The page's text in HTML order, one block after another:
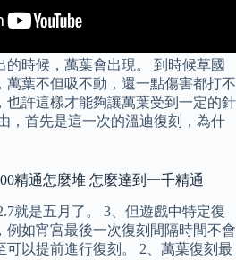
的時候，萬葉會出現。 到時候草國
萬葉不但吸不動，還一點傷害都打不
也許這樣才能夠讓萬葉受到一定的針
，首先是這一次的溫迪復刻，為什
精通怎麼堆 怎麼達到一千精通
就是五月了。 3、但遊戲中特定復
例如宵宮最後一次復刻間隔時間不會
可以提前進行復刻。 2、萬葉復刻最